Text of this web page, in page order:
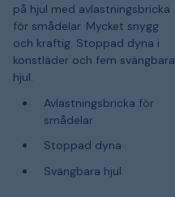
på hjul med avlastningsbricka
för smådelar. Mycket snygg
och kraftig. Stoppad dyna i
konstläder och fem svängbara
hjul.
Avlastningsbricka för
smådelar
Stoppad dyna
Svängbara hjul